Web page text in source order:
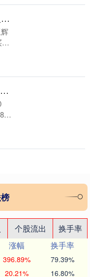
中证所 华安证券给予亚辉龙买入评级
创界 2025年5月26日北京京丰岳各庄农副产品批发市场价格行情
个股流出
换手率
涨幅
换手率
396.89% 79.39%
20.21% 16.80%